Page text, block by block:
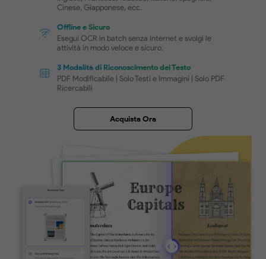
immagine, unire tutti i file in un solo PDF e